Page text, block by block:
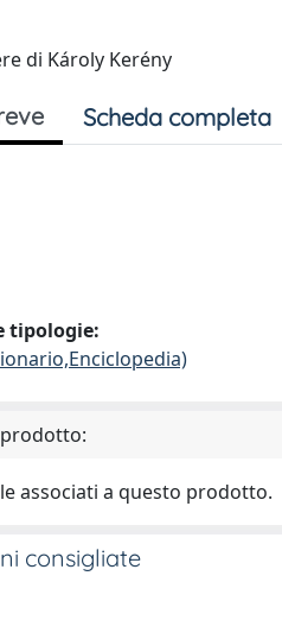
di Károly Kerény
Scheda completa
tipologie:
associati a questo prodotto.
consigliate